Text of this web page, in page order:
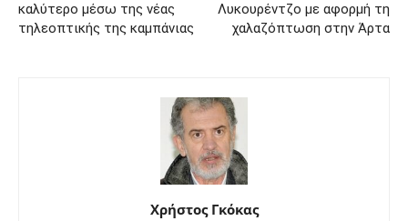
καλύτερο μέσω της νέας
τηλεοπτικής της καμπάνιας
Λυκουρέντζο με αφορμή τη
χαλαζόπτωση στην Άρτα
Χρήστος Γκόκας